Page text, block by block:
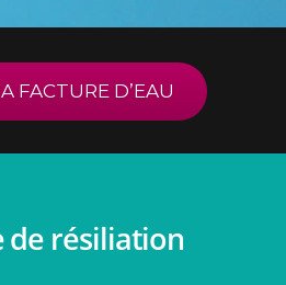
FACTURE D’EAU
de résiliation